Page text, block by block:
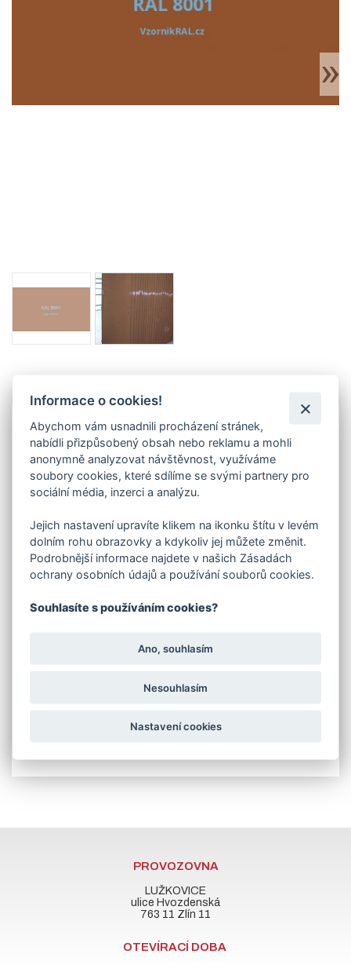
Info
Lakovánídveří vypalovanou práškovou barvou -
komaxitemRAL 8001 hnědá okrová. Jedná se o
příplatek ke dveřím, které jste si objednali.
V objednávací tabulce e-shopu vyberte rozměr -
šíři dveří .
zašleme cenu na vyžádání.
U zateplených dveří je krycí plech z vnitřní strany dveří
přinýtován k rámu až po nalakování.
ZBOŽÍ!!
OBDRŽENÍ VYBALIT Z OCHRANNÉ FOLIE!!
charakter! Odstíny v elektronické podobě
nemohou být nikdy věrně reprodukovány. Pro
použití elektronického vzorníku neneseme
PROVOZOVNA
LUŽKOVICE
ulice Hvozdenská
763 11 Zlín 11
OTEVÍRACÍ DOBA
Informace o cookies!
Abychom vám usnadnili procházení stránek,
nabídli přizpůsobený obsah nebo reklamu a mohli
anonymně analyzovat návštěvnost, využíváme
soubory cookies, které sdílíme se svými partnery pro
sociální média, inzerci a analýzu.
Jejich nastavení upravíte klikem na ikonku štítu v levém
dolním rohu obrazovky a kdykoliv jej můžete změnit.
Podrobnější informace najdete v našich Zásadách
ochrany osobních údajů a používání souborů cookies.
Souhlasíte s používáním cookies?
Ano, souhlasím
Nesouhlasím
Nastavení cookies